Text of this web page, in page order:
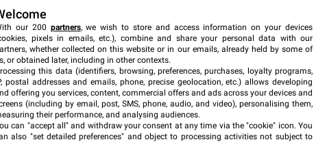
DNS locaux
de serveur
barrières.
professionnels,un bon DNS bloque
aussi les sites malveillants avant
même leur chargement.
our 200 partners, we wish to store and access information on your devices
pixels in emails, etc.), combine and share your personal data with our
whether collected on this website or in our emails, already held by some of
or obtained later, including in other contexts.
this data (identifiers, browsing, preferences, purchases, loyalty programs,
postal addresses and emails, phone, precise geolocation, etc.) allows developing
offering you services, content, commercial offers and ads across your devices and
(including by email, post, SMS, phone, audio, and video), personalising them,
their performance, and analysing audiences.
can "accept all" and withdraw your consent at any time via the "cookie" icon. You
also "set detailed preferences" and object to processing activities not subject to